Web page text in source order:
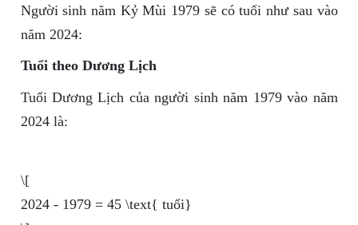
Người sinh năm Kỷ Mùi 1979 sẽ có tuổi như sau vào
năm 2024:
Tuổi theo Dương Lịch
Tuổi Dương Lịch của người sinh năm 1979 vào năm
2024 là:
\[
2024 - 1979 = 45 \text{ tuổi}